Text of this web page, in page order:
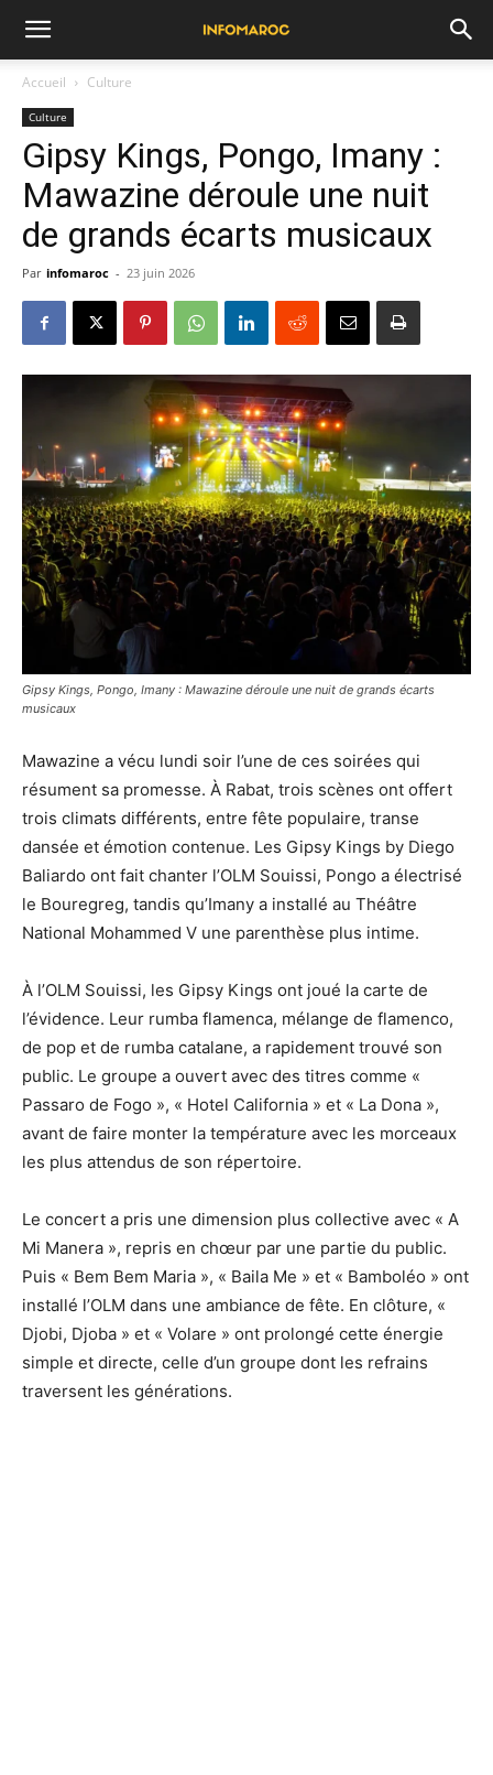
Accueil Culture
Culture
Gipsy Kings, Pongo, Imany :
Mawazine déroule une nuit
de grands écarts musicaux
Par infomaroc - 23 juin 2026
Gipsy Kings, Pongo, Imany : Mawazine déroule une nuit de grands écarts
musicaux
Mawazine a vécu lundi soir l’une de ces soirées qui
résument sa promesse. À Rabat, trois scènes ont offert
trois climats différents, entre fête populaire, transe
dansée et émotion contenue. Les Gipsy Kings by Diego
Baliardo ont fait chanter l’OLM Souissi, Pongo a électrisé
le Bouregreg, tandis qu’Imany a installé au Théâtre
National Mohammed V une parenthèse plus intime.
À l’OLM Souissi, les Gipsy Kings ont joué la carte de
l’évidence. Leur rumba flamenca, mélange de flamenco,
de pop et de rumba catalane, a rapidement trouvé son
public. Le groupe a ouvert avec des titres comme «
Passaro de Fogo », « Hotel California » et « La Dona »,
avant de faire monter la température avec les morceaux
les plus attendus de son répertoire.
Le concert a pris une dimension plus collective avec « A
Mi Manera », repris en chœur par une partie du public.
Puis « Bem Bem Maria », « Baila Me » et « Bamboléo » ont
installé l’OLM dans une ambiance de fête. En clôture, «
Djobi, Djoba » et « Volare » ont prolongé cette énergie
simple et directe, celle d’un groupe dont les refrains
traversent les générations.